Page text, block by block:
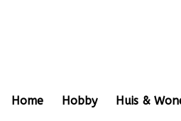
Home Hobby Huis &